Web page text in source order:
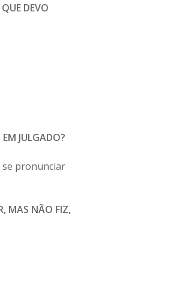
DEVO
JULGADO?
se pronunciar
MAS NÃO FIZ,